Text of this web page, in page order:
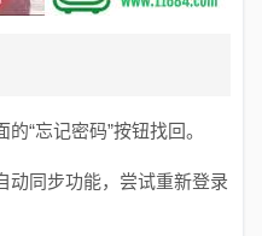
“忘记密码”按钮找回。
动同步功能，尝试重新登录